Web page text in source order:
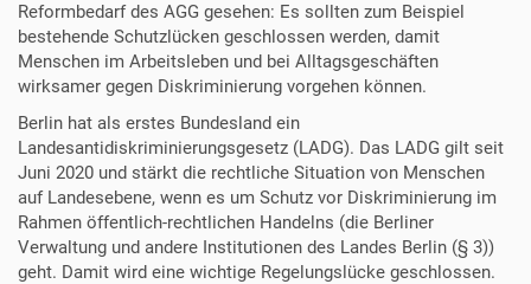
Reformbedarf des AGG gesehen: Es sollten zum Beispiel
bestehende Schutzlücken geschlossen werden, damit
Menschen im Arbeitsleben und bei Alltagsgeschäften
wirksamer gegen Diskriminierung vorgehen können.
Berlin hat als erstes Bundesland ein
Landesantidiskriminierungsgesetz (LADG). Das LADG gilt seit
Juni 2020 und stärkt die rechtliche Situation von Menschen
auf Landesebene, wenn es um Schutz vor Diskriminierung im
Rahmen öffentlich-rechtlichen Handelns (die Berliner
Verwaltung und andere Institutionen des Landes Berlin (§ 3))
geht. Damit wird eine wichtige Regelungslücke geschlossen.